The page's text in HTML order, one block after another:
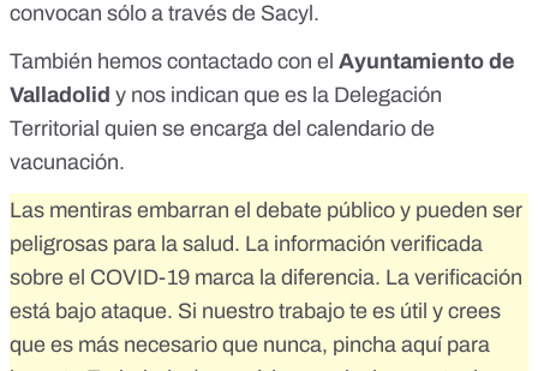
convocan sólo a través de Sacyl .
También hemos contactado con el Ayuntamiento de
Valladolid y nos indican que es la Delegación
Territorial quien se encarga del calendario de
vacunación.
Las mentiras embarran el debate público y pueden ser
peligrosas para la salud. La información verificada
sobre el COVID-19 marca la diferencia. La verificación
está bajo ataque. Si nuestro trabajo te es útil y crees
que es más necesario que nunca, pincha aquí para